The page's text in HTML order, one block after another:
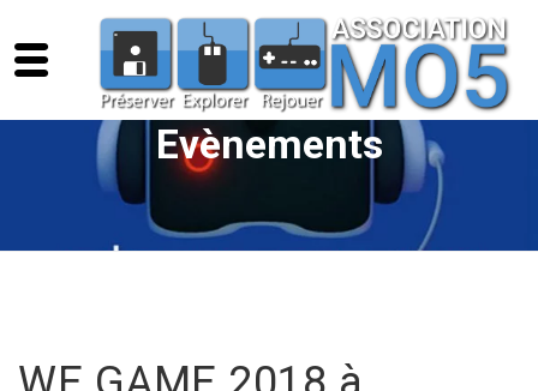
Evènements